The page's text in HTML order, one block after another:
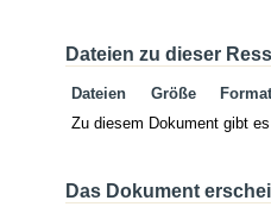
Dateien zu dieser
Dateien Größe
Format
Zu diesem Dokument gibt
Das Dokument